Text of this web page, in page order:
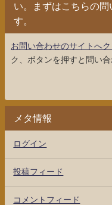
い。まずはこちらの
す。
お問い合わせのサイトへ
ク、ボタンを押すと問い
メタ情報
ログイン
投稿フィード
コメントフィード